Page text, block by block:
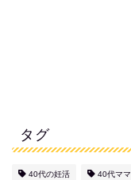
タグ
40代の妊活 40代ママ